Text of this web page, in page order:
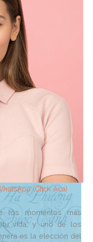
(Click Aca)
momentos más
tu vida, y uno de los
es la elección del